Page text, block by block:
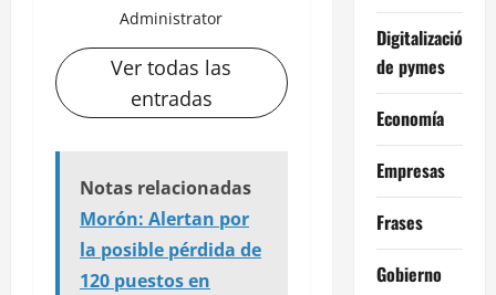
Administrator
Ver todas las
entradas
Notas relacionadas
Morón: Alertan por
la posible pérdida de
120 puestos en
Digitalización
de pymes
Economía
Empresas
Frases
Gobierno